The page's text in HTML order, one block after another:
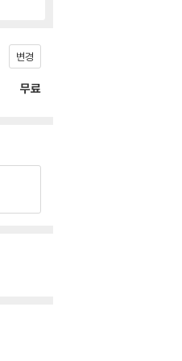
변경
무료